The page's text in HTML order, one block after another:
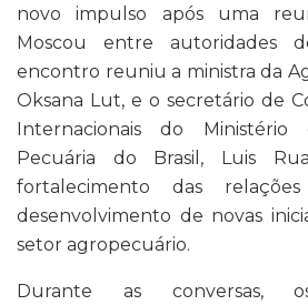
novo impulso após uma
Moscou entre autoridades
encontro reuniu a ministra da
Oksana Lut, e o secretário de
Internacionais do
Pecuária do Brasil, Luis
fortalecimento das
desenvolvimento de novas
setor agropecuário.
Durante as conversas,